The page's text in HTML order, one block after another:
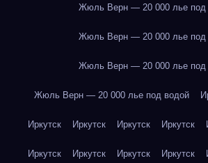
Жюль Верн — 20 000 лье под
Жюль Верн — 20 000 лье под
Жюль Верн — 20 000 лье под
Жюль Верн — 20 000 лье под водой
Иркутск Иркутск Иркутск Иркутск
Иркутск Иркутск Иркутск Иркутск